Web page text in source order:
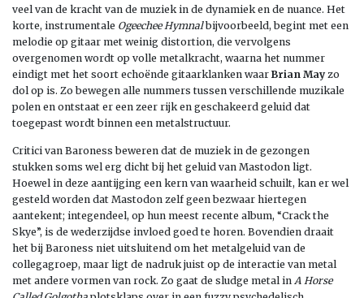
veel van de kracht van de muziek in de dynamiek en de nuance. Het
korte, instrumentale Ogeechee Hymnalbijvoorbeeld, begint met een
melodie op gitaar met weinig distortion, die vervolgens
overgenomen wordt op volle metalkracht, waarna het nummer
eindigt met het soort echoënde gitaarklanken waar Brian Mayzo
dol op is. Zo bewegen alle nummers tussen verschillende muzikale
polen en ontstaat er een zeer rijk en geschakeerd geluid dat
toegepast wordt binnen een metalstructuur.
Critici van Baroness beweren dat de muziek in de gezongen
stukken soms wel erg dicht bij het geluid van Mastodon ligt.
Hoewel in deze aantijging een kern van waarheid schuilt, kan er wel
gesteld worden dat Mastodon zelf geen bezwaar hiertegen
aantekent; integendeel, op hun meest recente album, “Crack the
Skye”, is de wederzijdse invloed goed te horen. Bovendien draait
het bij Baroness niet uitsluitend om het metalgeluid van de
collegagroep, maar ligt de nadruk juist op de interactie van metal
met andere vormen van rock. Zo gaat de sludge metal in A Horse